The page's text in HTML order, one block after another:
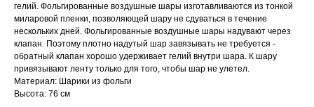
гелий. Фольгированные воздушные шары изготавливаются из тонкой
миларовой пленки, позволяющей шару не сдуваться в течение
нескольких дней. Фольгированные воздушные шары надувают через
клапан. Поэтому плотно надутый шар завязывать не требуется -
обратный клапан хорошо удерживает гелий внутри шара. К шару
привязывают ленту только для того, чтобы шар не улетел.
Материал: Шарики из фольги
Высота: 76 см